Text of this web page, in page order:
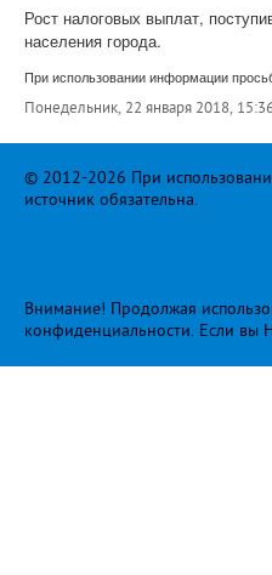
Рост налоговых выплат,
населения города.
При использовании информации
Понедельник, 22 января 2018,
© 2012-2026 При
источник обязательна.
Внимание! Продолжая
конфиденциальности. Если вы